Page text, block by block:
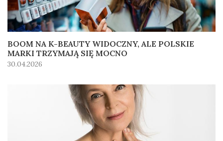
BOOM NA K-BEAUTY WIDOCZNY, ALE POLSKIE
MARKI TRZYMAJĄ SIĘ MOCNO
30.04.2026